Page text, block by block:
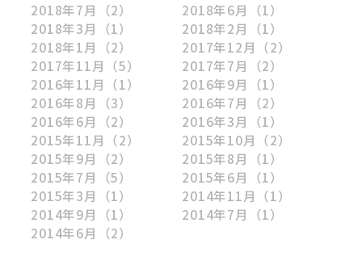
2018年7月
（2） 2018年6月
（1）
2018年3月
（1） 2018年2月
（1）
2018年1月
（2） 2017年12月 （2）
2017年11月 （5） 2017年7月
（2）
2016年11月 （1） 2016年9月
（1）
2016年8月
（3） 2016年7月
（2）
2016年6月
（2） 2016年3月
（1）
2015年11月 （2） 2015年10月 （2）
2015年9月
（2） 2015年8月
（1）
2015年7月
（5） 2015年6月
（1）
2015年3月
（1） 2014年11月 （1）
2014年9月
（1） 2014年7月
（1）
2014年6月
（2）